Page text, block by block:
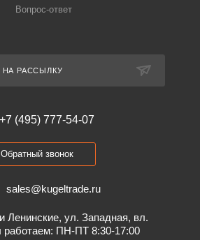
Вопрос-ответ
РАССЫЛКУ
+7 (495) 777-54-07
Обратный звонок
sales@kugeltrade.ru
Ленинские, ул. Западная, вл.
ПН-ПТ 8:30-17:00